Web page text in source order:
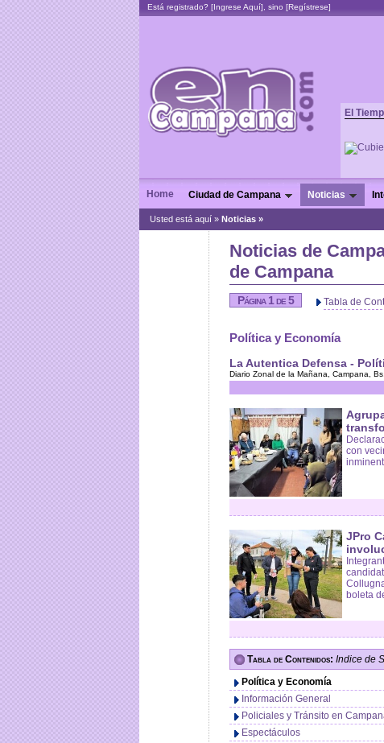
Está registrado? [Ingrese Aquí], sino [Regístrese]
El
Home Ciudad de Campana Noticias
Usted está aquí » Noticias »
Noticias de
de Campana
Página 1 de 5 Tabla de
Política y Economía
La Autentica Defensa -
Diario Zonal de la Mañana, Campana,
con
JPro
boleta
Tabla de Contenidos: Indice de
Política y Economía
Información General
Policiales y Tránsito en
Espectáculos